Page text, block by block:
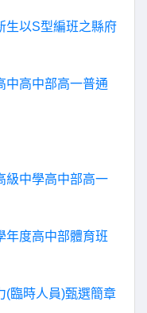
生以S型編班之縣府
中高中部高一普通
級中學高中部高一
年度高中部體育班
(臨時人員)甄選簡章